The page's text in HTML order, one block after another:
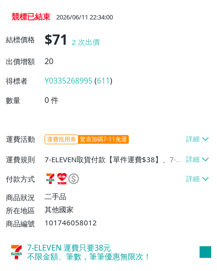
競標已結束 2026/06/11 22:34:00
結標價格 $71 2 次出價
出價增額
20
得標者 Y0335268995(611)
數量 0件
運費活動 運費抵用券 驚喜加碼7-11免運
運費規則
7-ELEVEN取貨付款【單件運費$38】、7-EL
EVEN取貨不付款【單件運費$38】、萊爾富
取貨付款【單件運費$60】、郵局掛號【單
件運費$60、滿100件免運費】
付款方式
商品狀況
二手品
所在地區
其他國家
商品編號
101746058012
7-ELEVEN 運費只要38元
不限金額、筆數，筆筆優惠無限次！